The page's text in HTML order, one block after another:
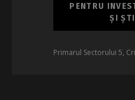
PENTRU
ȘI
Primarul Sectorului 5,